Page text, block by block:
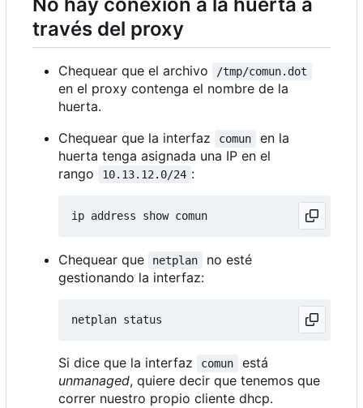
través del proxy
Chequear que el archivo /tmp/comun.dot
en el proxy contenga el nombre de la
huerta.
Chequear que la interfaz
comun
en la
huerta tenga asignada una IP en el
rango
10.13.12.0/24 :
Chequear que netplan
no esté
gestionando la interfaz:
Si dice que la interfaz comun
está
unmanaged, quiere decir que tenemos que
correr nuestro propio cliente dhcp.